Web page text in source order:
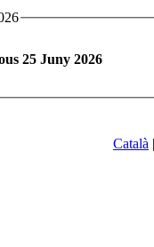
25 Juny 2026
Català